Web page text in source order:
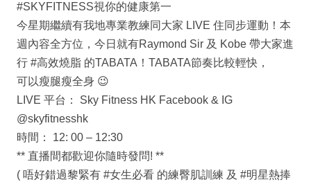
#SKYFITNESS視你的健康第一
今星期繼續有我地專業教練同大家 LIVE 住同步運動！本
週內容全方位，今日就有Raymond Sir 及 Kobe 帶大家進
行 #高效燒脂 的TABATA！TABATA節奏比較輕快，
可以瘦腿瘦全身 😉
LIVE 平台： Sky Fitness HK Facebook & IG
@skyfitnesshk
時間： 12: 00 – 12:30
** 直播間都歡迎你隨時發問! **
( 唔好錯過黎緊有 #女生必看 的練臀肌訓練 及 #明星熱捧